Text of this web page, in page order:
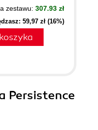
zestawu: 307.93 zł
59,97 zł (16%)
Persistence